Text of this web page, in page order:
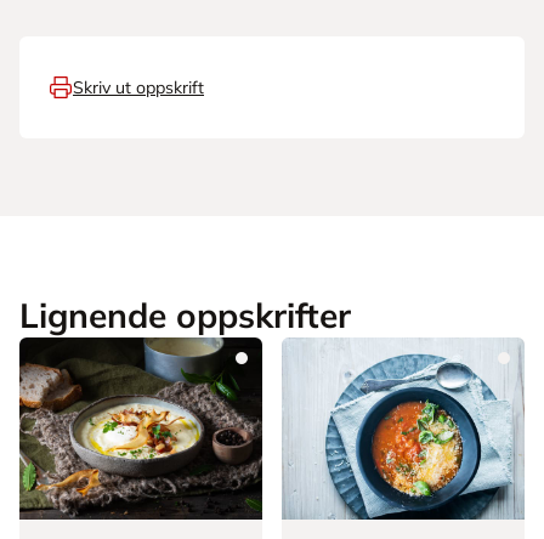
Skriv ut oppskrift
Lignende oppskrifter